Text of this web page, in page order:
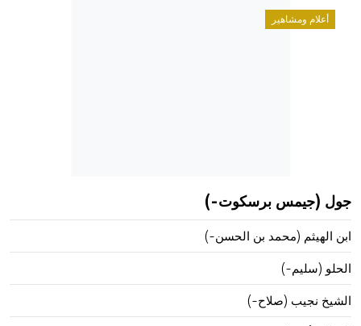
هيئة الموسوعة العربية تطلق موسوعات جديدة في عام 2026
أعلام ومشاهير
جول (جيمس برسكوت-)
ابن الهيثم (محمد بن الحسن-)
الحلو (سليم-)
الشيخ نجيب (صلاح-)